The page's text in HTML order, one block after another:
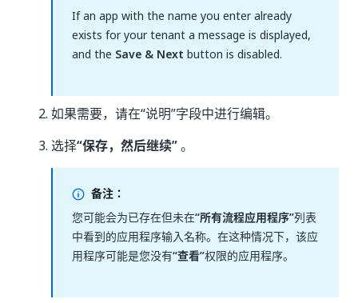
If an app with the name you enter already
exists for your tenant a message is displayed,
and the Save & Next button is disabled.
如果需要，请在“说明”字段中进行编辑。
选择“保存，然后继续”。
备注：
您可能会为已存在但未在“所有流程应用程序”列表
中看到的应用程序输入名称。在这种情况下，该应
用程序可能是您没有“查看”权限的应用程序。